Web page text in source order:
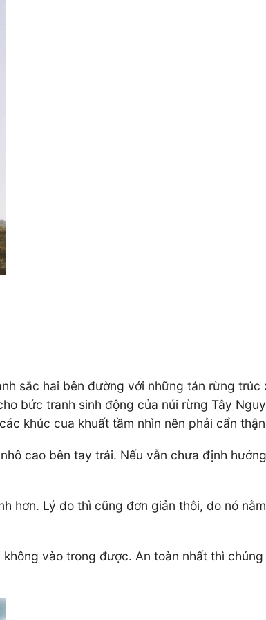
sắc hai bên đường với những tán rừng trúc
bức tranh sinh động của núi rừng Tây
khúc cua khuất tầm nhìn nên phải cẩn
cao bên tay trái. Nếu vẫn chưa định
hơn. Lý do thì cũng đơn giản thôi, do nó
vào trong được. An toàn nhất thì